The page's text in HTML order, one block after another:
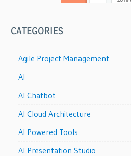
CATEGORIES
Agile Project Management
AI
AI Chatbot
AI Cloud Architecture
AI Powered Tools
AI Presentation Studio